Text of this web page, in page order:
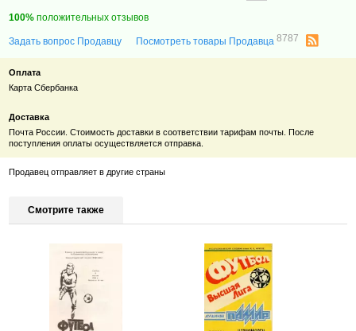
100% положительных отзывов
Задать вопрос Продавцу Посмотреть товары Продавца8787
Оплата
Карта Сбербанка
Доставка
Почта России. Стоимость доставки в соответствии тарифам почты. После
поступления оплаты осуществляется отправка.
Продавец отправляет в другие страны
Смотрите также